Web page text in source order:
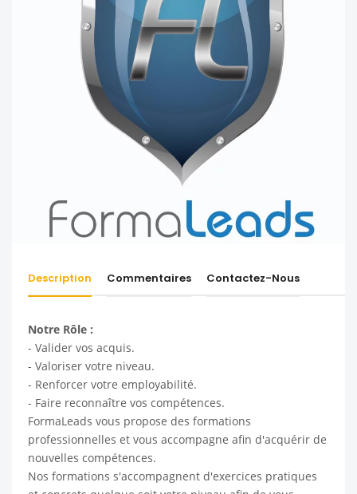
Description Commentaires Contactez-Nous
Notre Rôle :
- Valider vos acquis.
- Valoriser votre niveau.
- Renforcer votre employabilité.
- Faire reconnaître vos compétences.
FormaLeads vous propose des formations
professionnelles et vous accompagne afin d'acquérir de
nouvelles compétences.
Nos formations s'accompagnent d'exercices pratiques